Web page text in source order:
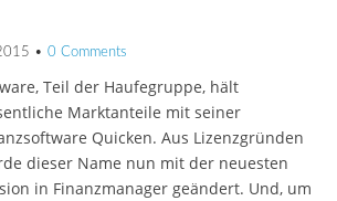
• 0 Comments
Teil der Haufegruppe, hält
Marktanteile mit seiner
Quicken. Aus Lizenzgründen
dieser Name nun mit der neuesten
in Finanzmanager geändert. Und, um